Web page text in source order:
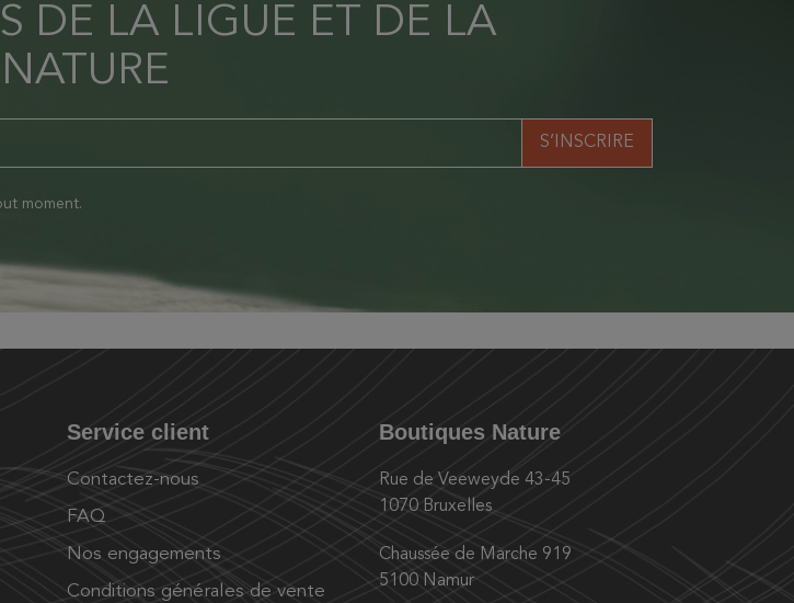
DE LA LIGUE ET DE LA
moment.
Service client
Contactez-nous
FAQ
Nos engagements
Conditions générales de vente
Boutiques Nature
Rue de Veeweyde 43-45
1070 Bruxelles
Chaussée de Marche 919
5100 Namur